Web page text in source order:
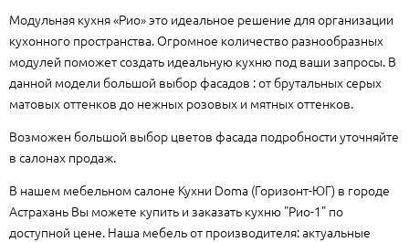
Модульная кухня «Рио» это идеальное решение для организации
кухонного пространства. Огромное количество разнообразных
модулей поможет создать идеальную кухню под ваши запросы. В
данной модели большой выбор фасадов : от брутальных серых
матовых оттенков до нежных розовых и мятных оттенков.
Возможен большой выбор цветов фасада подробности уточняйте
в салонах продаж.
В нашем мебельном салоне Кухни Doma (Горизонт-ЮГ) в городе
Астрахань Вы можете купить и заказать кухню "Рио-1" по
доступной цене. Наша мебель от производителя: актуальные